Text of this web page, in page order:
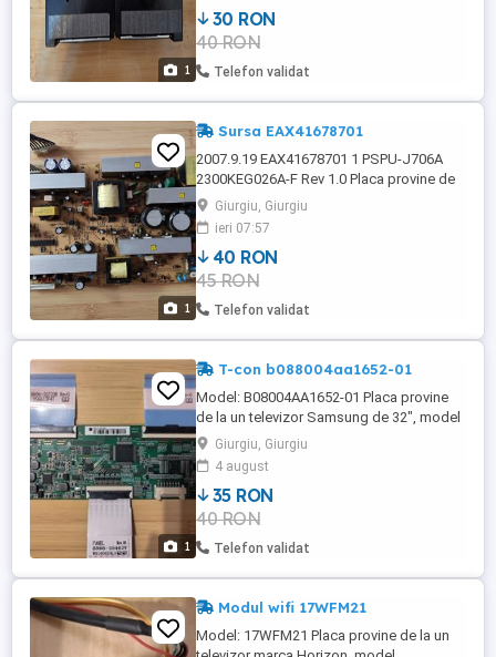
1
30 RON
40 RON
Telefon validat
1
Sursa EAX41678701
2007.9.19 EAX41678701 1 PSPU-J706A
2300KEG026A-F Rev 1.0 Placa provine de
la un televizor marca LG, model 32PC51-
ZB. În țară trimit prin curier pentru încă 20
lei în plus.
Giurgiu, Giurgiu
ieri 07:57
40 RON
45 RON
Telefon validat
1
T-con b088004aa1652-01
Model: B08004AA1652-01 Placa provine
de la un televizor Samsung de 32", model
32J5200, cu display-ul spart și este
funcțională. În țară trimit prin curier pentru
încă 20 lei în plus.
Giurgiu, Giurgiu
4 august
35 RON
40 RON
Telefon validat
Modul wifi 17WFM21
Model: 17WFM21 Placa provine de la un